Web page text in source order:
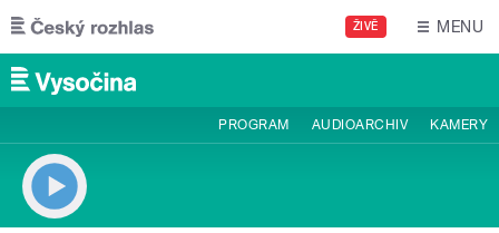
Přejít k hlavnímu obsahu
ŽIVĚ MENU
PROGRAM AUDIOARCHIV KAMERY